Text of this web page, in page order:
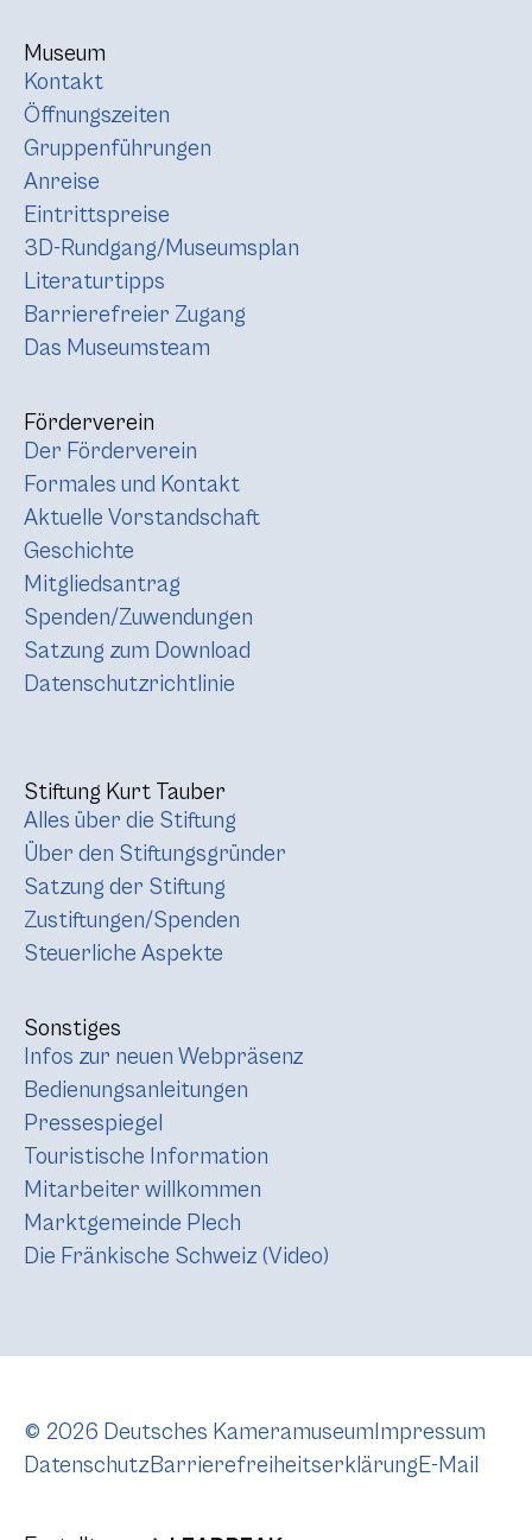
Museum
Kontakt
Öffnungszeiten
Gruppenführungen
Anreise
Eintrittspreise
3D-Rundgang/Museumsplan
Literaturtipps
Barrierefreier Zugang
Das Museumsteam
Förderverein
Der Förderverein
Formales und Kontakt
Aktuelle Vorstandschaft
Geschichte
Mitgliedsantrag
Spenden/Zuwendungen
Satzung zum Download
Datenschutzrichtlinie
Stiftung Kurt Tauber
Alles über die Stiftung
Über den Stiftungsgründer
Satzung der Stiftung
Zustiftungen/Spenden
Steuerliche Aspekte
Sonstiges
Infos zur neuen Webpräsenz
Bedienungsanleitungen
Pressespiegel
Touristische Information
Mitarbeiter willkommen
Marktgemeinde Plech
Die Fränkische Schweiz (Video)
© 2026 Deutsches Kameramuseum Impressum
DatenschutzBarrierefreiheitserklärungE-Mail